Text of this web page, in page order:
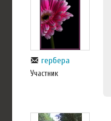
гербера
Участник